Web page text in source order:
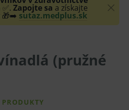
Zapojte sa a získajte
🎁➡️ sutaz.medplus.sk
(pružné